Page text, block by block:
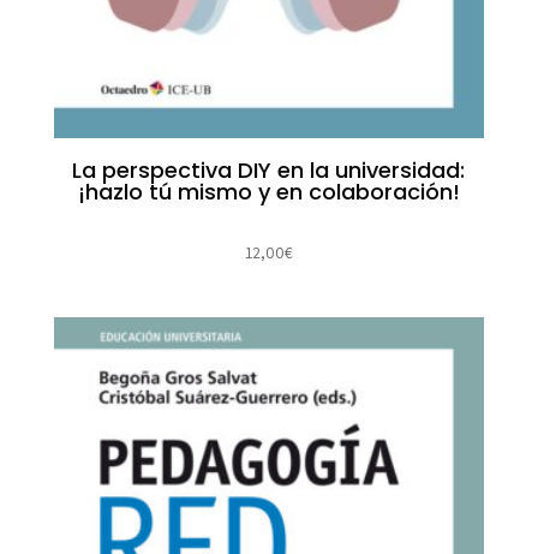
La perspectiva DIY en la universidad:
¡hazlo tú mismo y en colaboración!
12,00€